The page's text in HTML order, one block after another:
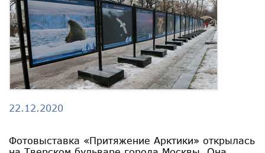
22.12.2020
Фотовыставка «Притяжение Арктики» открылась